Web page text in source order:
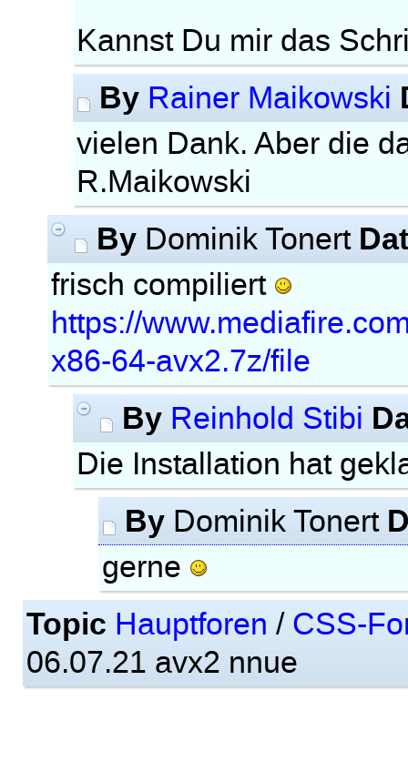
Kannst Du mir das
By Rainer Maikowski
vielen Dank. Aber die
R.Maikowski
By Dominik Tonert
frisch compiliert
https://
x86-64-avx2.7z/file
By Reinhold Stibi
Die Installation hat
By Dominik Tonert
gerne
Topic Hauptforen / CSS-
06.07.21 avx2 nnue